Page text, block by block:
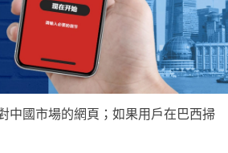
中國市場的網頁；如果用戶在巴西掃